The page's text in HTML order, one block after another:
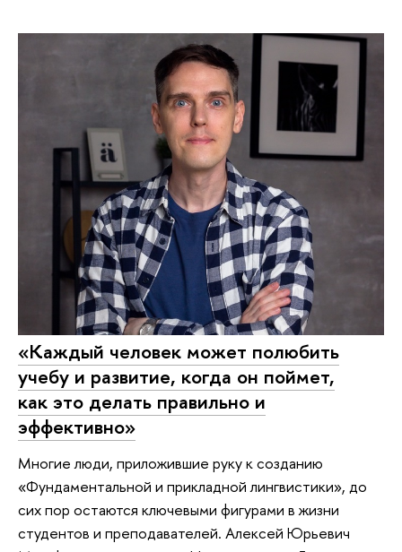
«Каждый человек может полюбить
учебу и развитие, когда он поймет,
как это делать правильно и
эффективно»
Многие люди, приложившие руку к созданию
«Фундаментальной и прикладной лингвистики», до
сих пор остаются ключевыми фигурами в жизни
студентов и преподавателей. Алексей Юрьевич